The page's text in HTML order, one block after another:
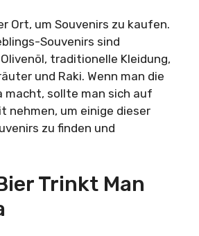
Ort, um Souvenirs zu kaufen.
Souvenirs sind
traditionelle Kleidung,
und Raki. Wenn man die
macht, sollte man sich auf
nehmen, um einige dieser
zu finden und
Trinkt Man